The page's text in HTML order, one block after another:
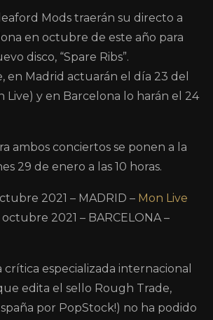
Mods traerán su directo a
en octubre de este año para
disco, “Spare Ribs”.
en Madrid actuarán el día 23 del
Live) y en Barcelona lo harán el 24
ambos conciertos se ponen a la
29 de enero a las 10 horas.
2021 – MADRID – Mon Live
2021 – BARCELONA –
crítica especializada internacional
edita el sello Rough Trade,
por PopStock!) no ha podido